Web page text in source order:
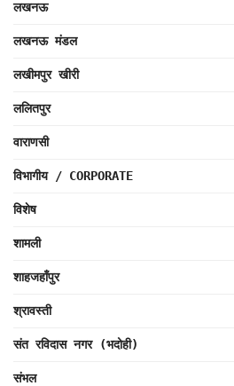
लखनऊ
लखनऊ मंडल
लखीमपुर खीरी
ललितपुर
वाराणसी
विभागीय / CORPORATE
विशेष
शामली
शाहजहाँपुर
श्रावस्ती
संत रविदास नगर (भदोही)
संभल